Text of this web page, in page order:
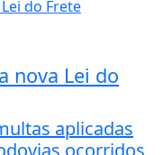
nova Lei do
aplicadas
ocorridos